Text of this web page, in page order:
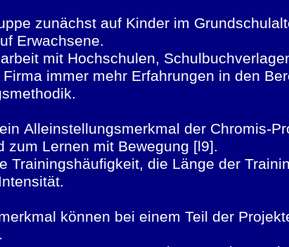
zunächst auf Kinder im
Erwachsene.
mit Hochschulen,
immer mehr Erfahrungen in den
Alleinstellungsmerkmal der Chromis-
zum Lernen mit Bewegung [l9].
Trainingshäufigkeit, die Länge der
können bei einem Teil der